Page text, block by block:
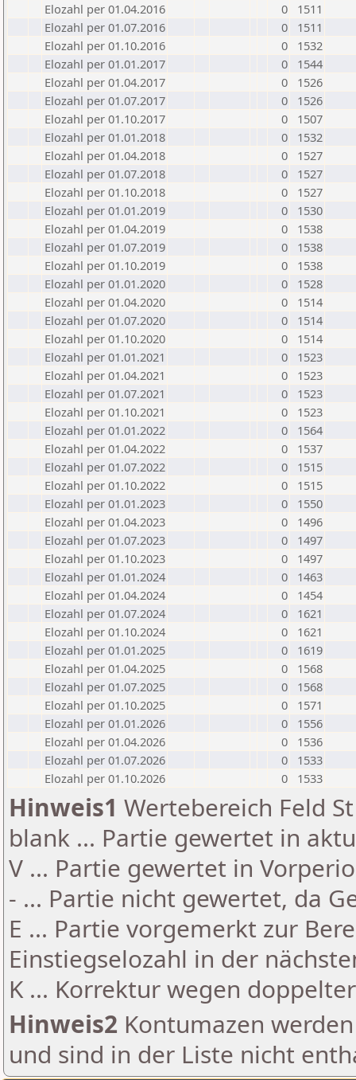
Elozahl per 01.04.2016
0
1511
Elozahl per 01.07.2016
0
1511
Elozahl per 01.10.2016
0
1532
Elozahl per 01.01.2017
0
1544
Elozahl per 01.04.2017
0
1526
Elozahl per 01.07.2017
0
1526
Elozahl per 01.10.2017
0
1507
Elozahl per 01.01.2018
0
1532
Elozahl per 01.04.2018
0
1527
Elozahl per 01.07.2018
0
1527
Elozahl per 01.10.2018
0
1527
Elozahl per 01.01.2019
0
1530
Elozahl per 01.04.2019
0
1538
Elozahl per 01.07.2019
0
1538
Elozahl per 01.10.2019
0
1538
Elozahl per 01.01.2020
0
1528
Elozahl per 01.04.2020
0
1514
Elozahl per 01.07.2020
0
1514
Elozahl per 01.10.2020
0
1514
Elozahl per 01.01.2021
0
1523
Elozahl per 01.04.2021
0
1523
Elozahl per 01.07.2021
0
1523
Elozahl per 01.10.2021
0
1523
Elozahl per 01.01.2022
0
1564
Elozahl per 01.04.2022
0
1537
Elozahl per 01.07.2022
0
1515
Elozahl per 01.10.2022
0
1515
Elozahl per 01.01.2023
0
1550
Elozahl per 01.04.2023
0
1496
Elozahl per 01.07.2023
0
1497
Elozahl per 01.10.2023
0
1497
Elozahl per 01.01.2024
0
1463
Elozahl per 01.04.2024
0
1454
Elozahl per 01.07.2024
0
1621
Elozahl per 01.10.2024
0
1621
Elozahl per 01.01.2025
0
1619
Elozahl per 01.04.2025
0
1568
Elozahl per 01.07.2025
0
1568
Elozahl per 01.10.2025
0
1571
Elozahl per 01.01.2026
0
1556
Elozahl per 01.04.2026
0
1536
Elozahl per 01.07.2026
0
1533
Elozahl per 01.10.2026
0 1533
Hinweis1 Wertebereich Feld
blank ... Partie gewertet in
V ... Partie gewertet in
- ... Partie nicht gewertet, da
E ... Partie vorgemerkt zur
Einstiegselozahl in der
K ... Korrektur wegen
Hinweis2 Kontumazen
und sind in der Liste nicht